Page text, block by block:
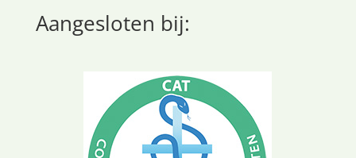
Aangesloten bij: